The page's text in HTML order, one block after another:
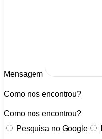
Mensagem
Como nos encontrou?
Como nos encontrou?
Pesquisa no Google